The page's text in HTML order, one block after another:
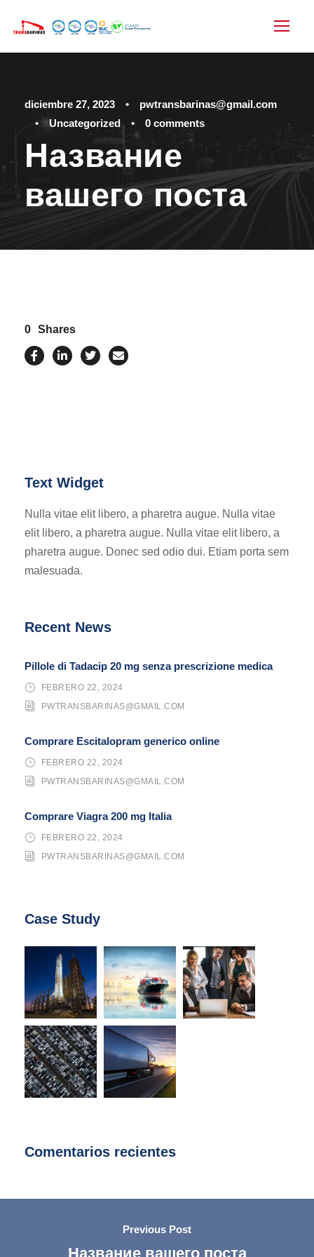
diciembre 27, 2023 •
pwtransbarinas@gmail.com
•
Uncategorized • 0 comments
Название
вашего поста
0 Shares
Text Widget
Nulla vitae elit libero, a pharetra augue. Nulla vitae
elit libero, a pharetra augue. Nulla vitae elit libero, a
pharetra augue. Donec sed odio dui. Etiam porta sem
malesuada.
Recent News
Pillole di Tadacip 20 mg senza prescrizione medica
FEBRERO 22, 2024
PWTRANSBARINAS@GMAIL.COM
Comprare Escitalopram generico online
FEBRERO 22, 2024
PWTRANSBARINAS@GMAIL.COM
Comprare Viagra 200 mg Italia
FEBRERO 22, 2024
PWTRANSBARINAS@GMAIL.COM
Case Study
Comentarios recientes
Previous Post
Название вашего поста